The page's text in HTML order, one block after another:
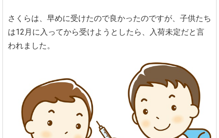
さくらは、早めに受けたので良かったのですが、子供たち
は12月に入ってから受けようとしたら、入荷未定だと言
われました。